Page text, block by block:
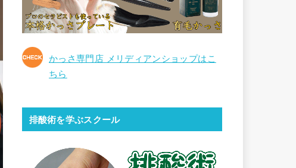
かっさ専門店 メリディアンショップはこ
ちら
排酸術を学ぶスクール